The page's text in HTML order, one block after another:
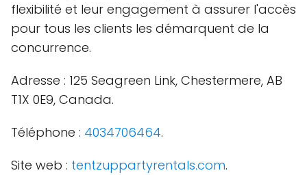
flexibilité et leur engagement à assurer l'accès
pour tous les clients les démarquent de la
concurrence.
Adresse : 125 Seagreen Link, Chestermere, AB
T1X 0E9, Canada.
Téléphone : 4034706464.
Site web : tentzuppartyrentals.com.